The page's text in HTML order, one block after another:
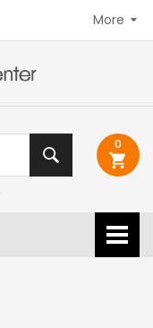
0
shopping_cart
More